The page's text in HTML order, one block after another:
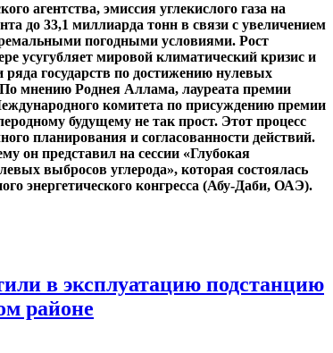
агентства, эмиссия углекислого газа на
до 33,1 миллиарда тонн в связи с увеличением
погодными условиями. Рост
усугубляет мировой климатический кризис и
государств по достижению нулевых
мнению Роднея Аллама, лауреата премии
комитета по присуждению премии
будущему не так прост. Этот процесс
планирования и согласованности действий.
он представил на сессии «Глубокая
выбросов углерода», которая состоялась
энергетического конгресса (Абу-Даби, ОАЭ).
в эксплуатацию подстанцию
районе